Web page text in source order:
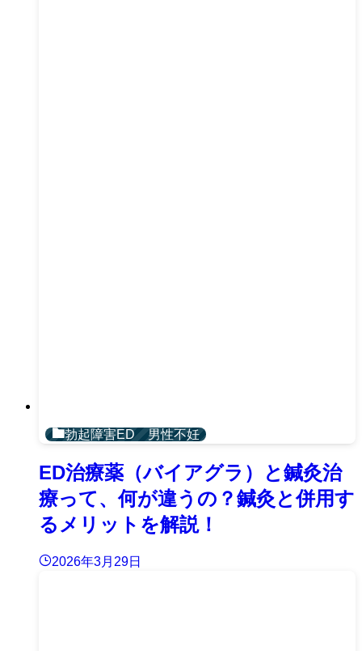
勃起障害ED 男性不妊
ED治療薬（バイアグラ）と鍼灸治
療って、何が違うの？鍼灸と併用す
るメリットを解説！
2026年3月29日